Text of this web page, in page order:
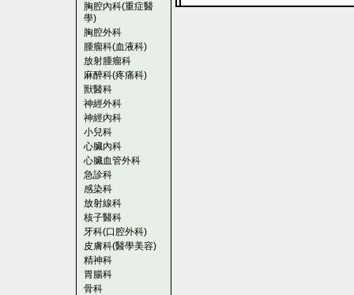
胸腔內科(重症醫
學)
胸腔外科
腫瘤科(血液科)
放射腫瘤科
麻醉科(疼痛科)
獸醫科
神經外科
神經內科
小兒科
心臟內科
心臟血管外科
急診科
感染科
放射線科
核子醫科
牙科(口腔外科)
皮膚科(醫學美容)
精神科
胃腸科
骨科